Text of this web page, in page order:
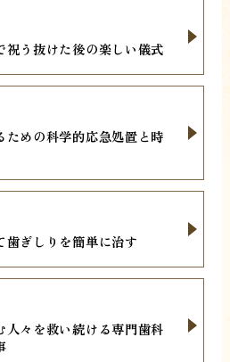
祝う抜けた後の楽しい儀式
ための科学的応急処置と時
歯ぎしりを簡単に治す
人々を救い続ける専門歯科